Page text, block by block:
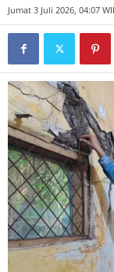
Jumat 3 Juli 2026, 04:07